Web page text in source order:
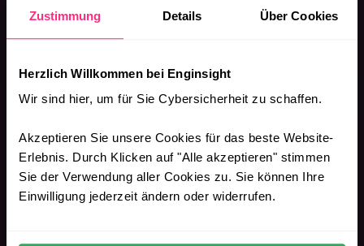
Zustimmung Details Über Cookies
Herzlich Willkommen bei Enginsight
Wir sind hier, um für Sie Cybersicherheit zu schaffen.
Akzeptieren Sie unsere Cookies für das beste Website-
Erlebnis. Durch Klicken auf "Alle akzeptieren" stimmen
Sie der Verwendung aller Cookies zu. Sie können Ihre
Einwilligung jederzeit ändern oder widerrufen.